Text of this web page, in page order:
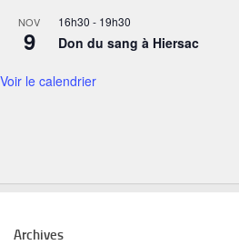
NOV
9
16h30 - 19h30
Don du sang à Hiersac
Voir le calendrier
Archives